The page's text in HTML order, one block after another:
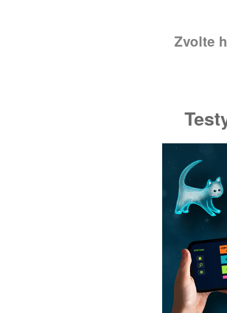
Zvolte